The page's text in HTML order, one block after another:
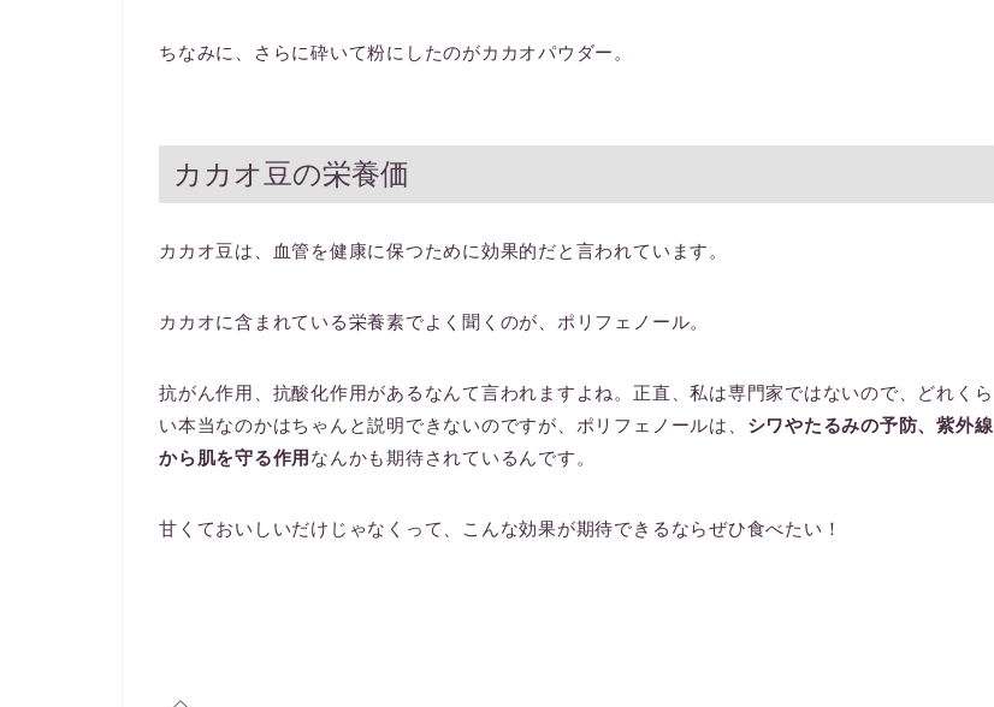
ちなみに、さらに砕いて粉にしたのがカカオパウダー。
カカオ豆の栄養価
カカオ豆は、血管を健康に保つために効果的だと言われています。
カカオに含まれている栄養素でよく聞くのが、ポリフェノール。
抗がん作用、抗酸化作用があるなんて言われますよね。正直、私は専門家ではないので、どれくら
い本当なのかはちゃんと説明できないのですが、ポリフェノールは、 シワやたるみの予防、紫外線
から肌を守る作用 なんかも期待されているんです。
甘くておいしいだけじゃなくって、こんな効果が期待できるならぜひ食べたい！